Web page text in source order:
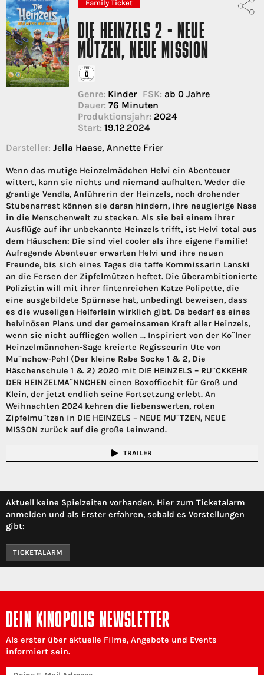
Family Ticket
DIE HEINZELS 2 - NEUE
MÜTZEN, NEUE MISSION
Genre: Kinder FSK: ab 0 Jahre
Dauer: 76 Minuten
Produktionsjahr: 2024
Start: 19.12.2024
Darsteller: Jella Haase, Annette Frier
Wenn das mutige Heinzelmädchen Helvi ein Abenteuer
wittert, kann sie nichts und niemand aufhalten. Weder die
grantige Vendla, Anführerin der Heinzels, noch drohender
Stubenarrest können sie daran hindern, ihre neugierige Nase
in die Menschenwelt zu stecken. Als sie bei einem ihrer
Ausflüge auf ihr unbekannte Heinzels trifft, ist Helvi total aus
dem Häuschen: Die sind viel cooler als ihre eigene Familie!
Aufregende Abenteuer erwarten Helvi und ihre neuen
Freunde, bis sich eines Tages die taffe Kommissarin Lanski
an die Fersen der Zipfelmützen heftet. Die überambitionierte
Polizistin will mit ihrer fintenreichen Katze Polipette, die
eine ausgebildete Spürnase hat, unbedingt beweisen, dass
es die wuseligen Helferlein wirklich gibt. Da bedarf es eines
helvinösen Plans und der gemeinsamen Kraft aller Heinzels,
wenn sie nicht auffliegen wollen ... Inspiriert von der Ko¨lner
Heinzelmännchen-Sage kreierte Regisseurin Ute von
Mu¨nchow-Pohl (Der kleine Rabe Socke 1 & 2, Die
Häschenschule 1 & 2) 2020 mit DIE HEINZELS – RU¨CKKEHR
DER HEINZELMA¨NNCHEN einen Boxofficehit für Groß und
Klein, der jetzt endlich seine Fortsetzung erlebt. An
Weihnachten 2024 kehren die liebenswerten, roten
Zipfelmu¨tzen in DIE HEINZELS – NEUE MU¨TZEN, NEUE
MISSON zurück auf die große Leinwand.
TRAILER
Aktuell keine Spielzeiten vorhanden. Hier zum Ticketalarm
anmelden und als Erster erfahren, sobald es Vorstellungen
gibt:
TICKETALARM
DEIN KINOPOLIS NEWSLETTER
Als erster über aktuelle Filme, Angebote und Events
informiert sein.